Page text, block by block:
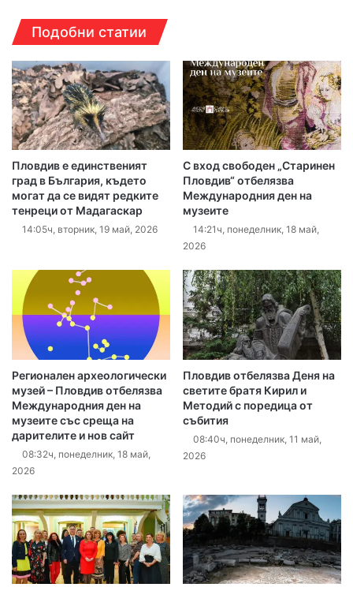
Подобни статии
Пловдив е единственият
град в България, където
могат да се видят редките
тенреци от Мадагаскар
14:05ч, вторник, 19 май, 2026
С вход свободен „Старинен
Пловдив“ отбелязва
Международния ден на
музеите
14:21ч, понеделник, 18 май,
2026
Регионален археологически
музей – Пловдив отбелязва
Международния ден на
музеите със среща на
дарителите и нов сайт
08:32ч, понеделник, 18 май,
2026
Пловдив отбелязва Деня на
светите братя Кирил и
Методий с поредица от
събития
08:40ч, понеделник, 11 май,
2026